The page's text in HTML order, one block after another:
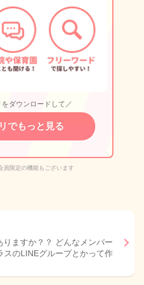
ダウンロードして／
でもっと見る
員限定の機能もございます
ますか？？ どんなメンバー
スのLINEグループとかって作